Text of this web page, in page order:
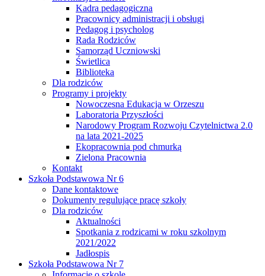
Kadra pedagogiczna
Pracownicy administracji i obsługi
Pedagog i psycholog
Rada Rodziców
Samorząd Uczniowski
Świetlica
Biblioteka
Dla rodziców
Programy i projekty
Nowoczesna Edukacja w Orzeszu
Laboratoria Przyszłości
Narodowy Program Rozwoju Czytelnictwa 2.0
na lata 2021-2025
Ekopracownia pod chmurką
Zielona Pracownia
Kontakt
Szkoła Podstawowa Nr 6
Dane kontaktowe
Dokumenty regulujące pracę szkoły
Dla rodziców
Aktualności
Spotkania z rodzicami w roku szkolnym
2021/2022
Jadłospis
Szkoła Podstawowa Nr 7